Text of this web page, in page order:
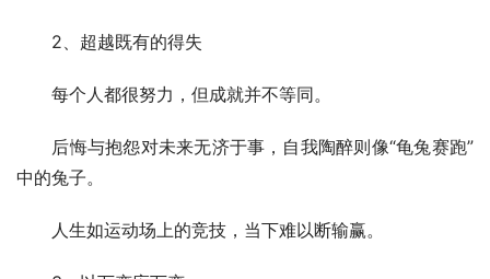
2、超越既有的得失
每个人都很努力，但成就并不等同。
后悔与抱怨对未来无济于事，自我陶醉则像“龟兔赛跑”
中的兔子。
人生如运动场上的竞技，当下难以断输赢。